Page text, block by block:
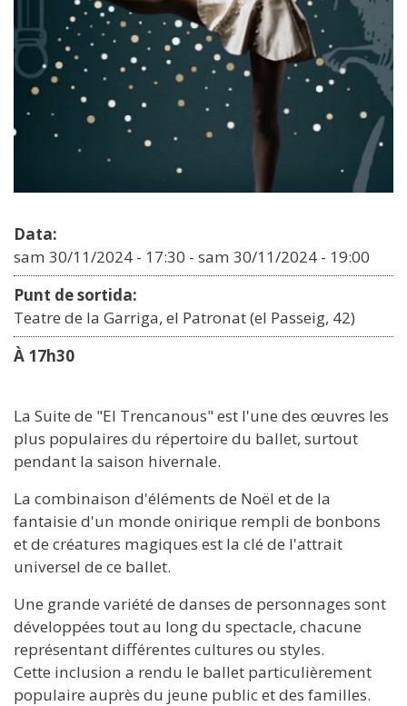
Data:
sam 30/11/2024 - 17:30 - sam 30/11/2024 - 19:00
Punt de sortida:
Teatre de la Garriga, el Patronat (el Passeig, 42)
À 17h30
La Suite de "El Trencanous" est l'une des œuvres les
plus populaires du répertoire du ballet, surtout
pendant la saison hivernale.
La combinaison d'éléments de Noël et de la
fantaisie d'un monde onirique rempli de bonbons
et de créatures magiques est la clé de l'attrait
universel de ce ballet.
Une grande variété de danses de personnages sont
développées tout au long du spectacle, chacune
représentant différentes cultures ou styles.
Cette inclusion a rendu le ballet particulièrement
populaire auprès du jeune public et des familles.